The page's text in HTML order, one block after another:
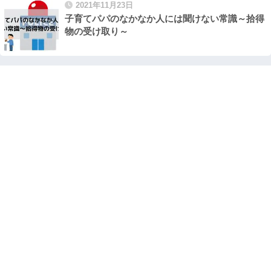
2021年11月23日
子育てパパのなかなか人には聞けない常識～拾得
物の受け取り～